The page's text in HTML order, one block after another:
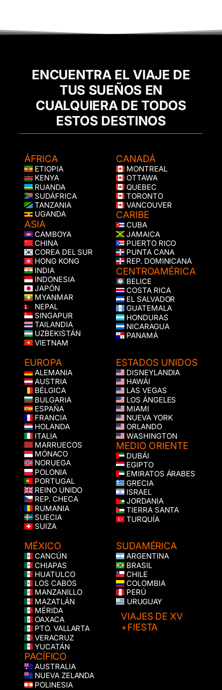
ENCUENTRA EL VIAJE DE
TUS SUEÑOS EN
CUALQUIERA DE TODOS
ESTOS DESTINOS
ÁFRICA
ETIOPIA
KENYA
RUANDA
SUDÁFRICA
TANZANIA
UGANDA
ASIA
CAMBOYA
CHINA
COREA DEL SUR
HONG KONG
INDIA
INDONESIA
JAPÓN
MYANMAR
NEPAL
SINGAPUR
TAILANDIA
UZBEKISTÁN
VIETNAM
CANADÁ
MONTREAL
OTTAWA
QUEBEC
TORONTO
VANCOUVER
CARIBE
CUBA
JAMAICA
PUERTO RICO
PUNTA CANA
REP. DOMINICANA
CENTROAMÉRICA
BELICE
COSTA RICA
EL SALVADOR
GUATEMALA
HONDURAS
NICARAGUA
PANAMÁ
EUROPA
ALEMANIA
AUSTRIA
BÉLGICA
BULGARIA
ESPAÑA
FRANCIA
HOLANDA
ITALIA
MARRUECOS
MÓNACO
NORUEGA
POLONIA
PORTUGAL
REINO UNIDO
REP. CHECA
RUMANIA
SUECIA
SUIZA
ESTADOS UNIDOS
DISNEYLANDIA
HAWÁI
LAS VEGAS
LOS ÁNGELES
MIAMI
NUEVA YORK
ORLANDO
WASHINGTON
MEDIO ORIENTE
DUBÁI
EGIPTO
EMIRATOS ÁRABES
GRECIA
ISRAEL
JORDANIA
TIERRA SANTA
TURQUÍA
MÉXICO
CANCÚN
CHIAPAS
HUATULCO
LOS CABOS
MANZANILLO
MAZATLÁN
MÉRIDA
OAXACA
PTO. VALLARTA
VERACRUZ
YUCATÁN
PACÍFICO
AUSTRALIA
NUEVA ZELANDA
POLINESIA
SUDAMÉRICA
ARGENTINA
BRASIL
CHILE
COLOMBIA
PERÚ
URUGUAY
VIAJES DE XV
+FIESTA